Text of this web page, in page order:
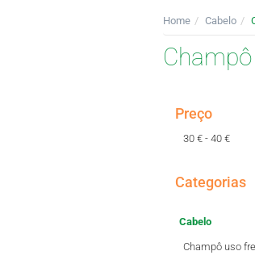
Home Cabelo
Preço
30 € - 40 €
Categorias
Cabelo
Champô uso